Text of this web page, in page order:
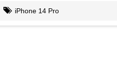
iPhone 14 Pro